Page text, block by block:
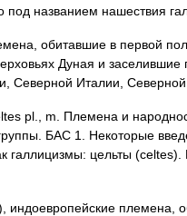
под названием нашествия
обитавшие в первой
Дуная и
Северной Италии,
pl., m. Племена и
БАС 1. Некоторые
галлицизмы: цельты
индоевропейские племена,